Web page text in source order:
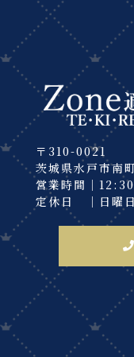
〒310-0021
茨城県水戸市南
営業時間｜
定休日 ｜日曜